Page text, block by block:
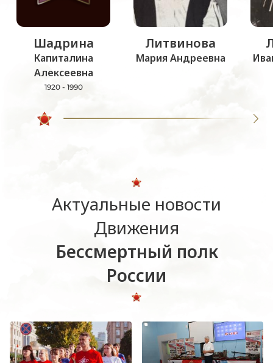
Шадрина
Капиталина
Алексеевна
1920 - 1990
Литвинова
Мария Андреевна
Актуальные новости
Движения
Бессмертный полк
России